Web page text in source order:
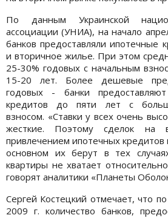
По данным Украинской
ассоциации (УНИА), на начало
банков предоставляли ипотечные
и вторичное жилье. При этом
25-30% годовых с начальным
15-20 лет. Более дешевые
годовых - банки
кредитов до пяти лет с
взносом. «Ставки у всех очень
жесткие. Поэтому сделок на
привлечением ипотечных кредитов
основном их берут в тех
квартиры не хватает
говорят аналитики «Планеты
Сергей Костецкий отмечает, что
2009 г. количество банков,